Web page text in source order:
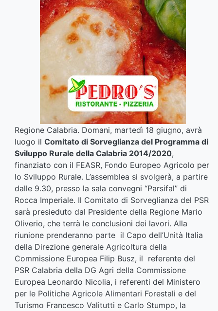
Regione Calabria. Domani, martedì 18 giugno, avrà
luogo il Comitato di Sorveglianza del Programma di
Sviluppo Rurale della Calabria 2014/2020,
finanziato con il FEASR, Fondo Europeo Agricolo per
lo Sviluppo Rurale. L’assemblea si svolgerà, a partire
dalle 9.30, presso la sala convegni “Parsifal” di
Rocca Imperiale. Il Comitato di Sorveglianza del PSR
sarà presieduto dal Presidente della Regione Mario
Oliverio, che terrà le conclusioni dei lavori. Alla
riunione prenderanno parte il Capo dell’Unità Italia
della Direzione generale Agricoltura della
Commissione Europea Filip Busz, il referente del
PSR Calabria della DG Agri della Commissione
Europea Leonardo Nicolia, i referenti del Ministero
per le Politiche Agricole Alimentari Forestali e del
Turismo Francesco Valitutti e Carlo Stumpo, la